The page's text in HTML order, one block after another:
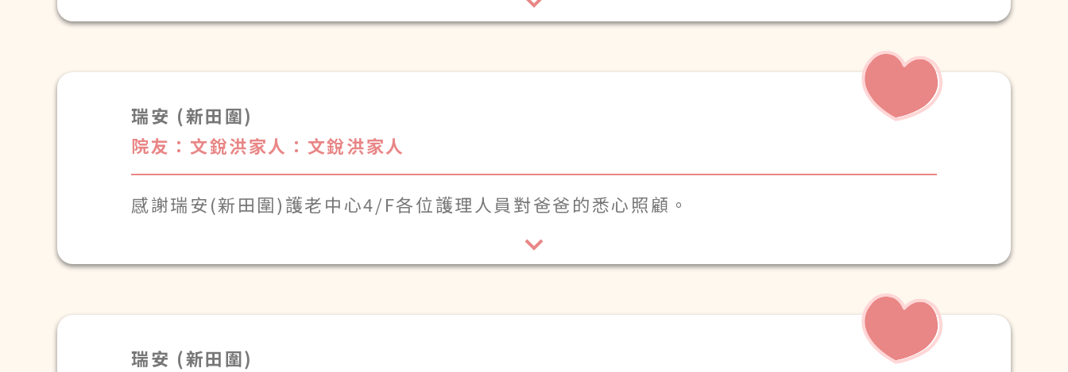
瑞安 (新田圍)
院友：文銳洪家人：文銳洪家人
感謝瑞安(新田圍)護老中心4/F各位護理人員對爸爸的悉心照顧。
瑞安 (新田圍)